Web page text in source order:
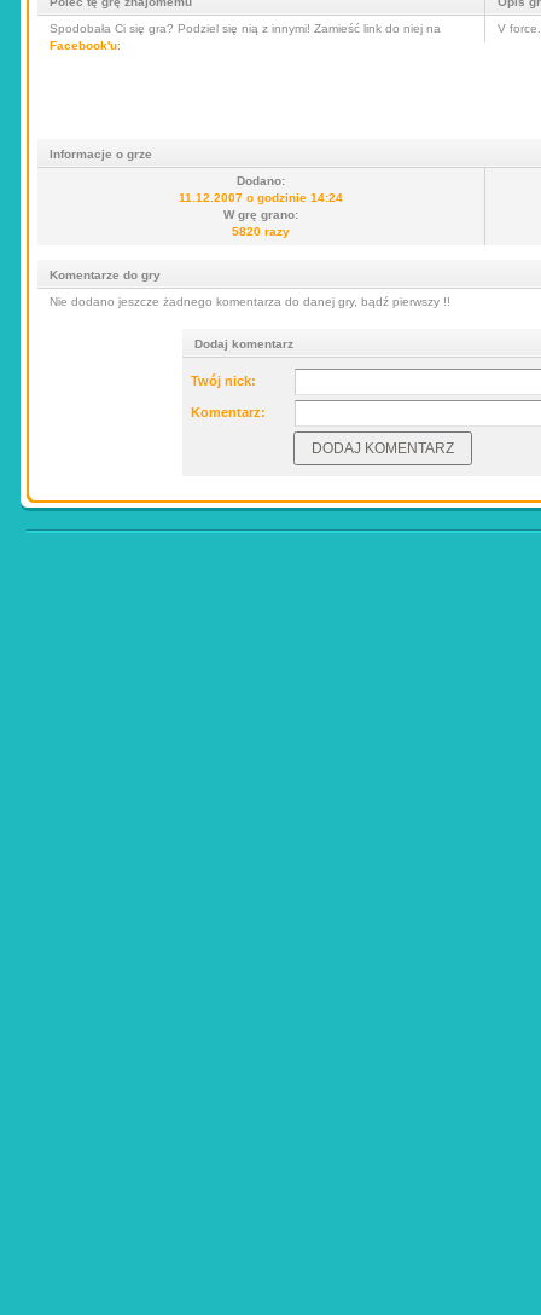
Spodobała Ci się gra? Podziel się nią z innymi! Zamieść link do niej na
Facebook'u:
V
Informacje o grze
Dodano:
11.12.2007 o godzinie 14:24
W grę grano:
5820 razy
Komentarze do gry
Nie dodano jeszcze żadnego komentarza do danej gry, bądź pierwszy !!
Dodaj komentarz
Twój nick:
Komentarz: